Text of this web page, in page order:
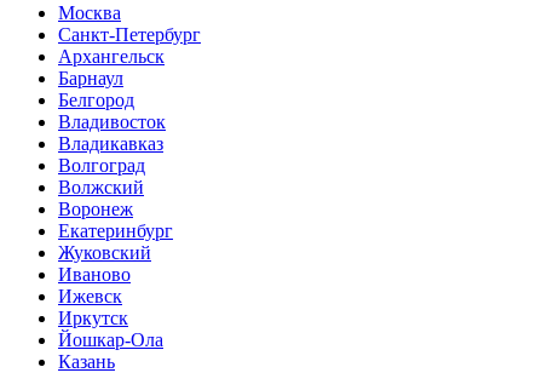
Москва
Санкт-Петербург
Архангельск
Барнаул
Белгород
Владивосток
Владикавказ
Волгоград
Волжский
Воронеж
Екатеринбург
Жуковский
Иваново
Ижевск
Иркутск
Йошкар-Ола
Казань